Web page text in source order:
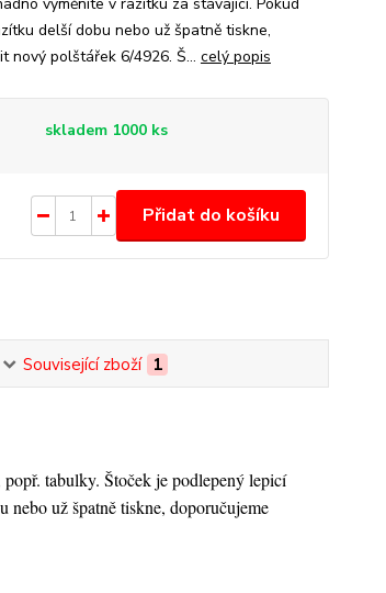
delší dobu nebo už špatně tiskne,
nový polštářek 6/4926. Š... celý popis
skladem 1000 ks
Přidat do košíku
Související zboží 1
tabulky. Štoček je podlepený lepicí
nebo už špatně tiskne, doporučujeme